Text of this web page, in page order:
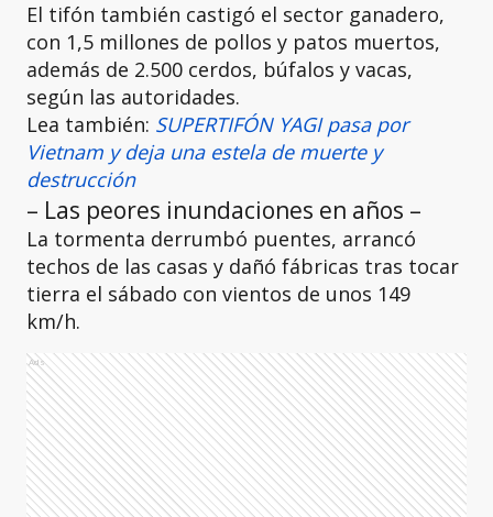
El tifón también castigó el sector ganadero,
con 1,5 millones de pollos y patos muertos,
además de 2.500 cerdos, búfalos y vacas,
según las autoridades.
Lea también: SUPERTIFÓN YAGI pasa por
Vietnam y deja una estela de muerte y
destrucción
– Las peores inundaciones en años –
La tormenta derrumbó puentes, arrancó
techos de las casas y dañó fábricas tras tocar
tierra el sábado con vientos de unos 149
km/h.
Ads